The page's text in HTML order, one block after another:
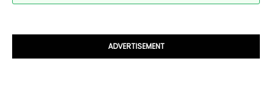
ADVERTISEMENT